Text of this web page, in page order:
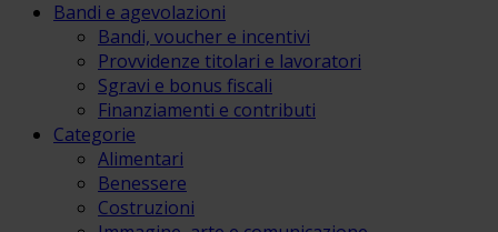
Bandi e agevolazioni
Bandi, voucher e incentivi
Provvidenze titolari e lavoratori
Sgravi e bonus fiscali
Finanziamenti e contributi
Categorie
Alimentari
Benessere
Costruzioni